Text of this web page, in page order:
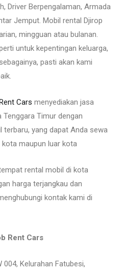
Driver Berpengalaman, Armada
Jemput. Mobil rental Djirop
mingguan atau bulanan.
untuk kepentingan keluarga,
pasti akan kami
Cars menyediakan jasa
Timur dengan
yang dapat Anda sewa
maupun luar kota
rental mobil di kota
harga terjangkau dan
kontak kami di
Rent Cars
004, Kelurahan Fatubesi,